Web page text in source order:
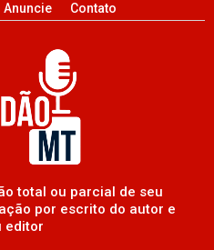
Anuncie Contato
total ou parcial de seu
por escrito do autor e
editor